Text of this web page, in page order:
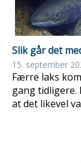
Slik går det
15. september
Færre laks
gang
at det likevel